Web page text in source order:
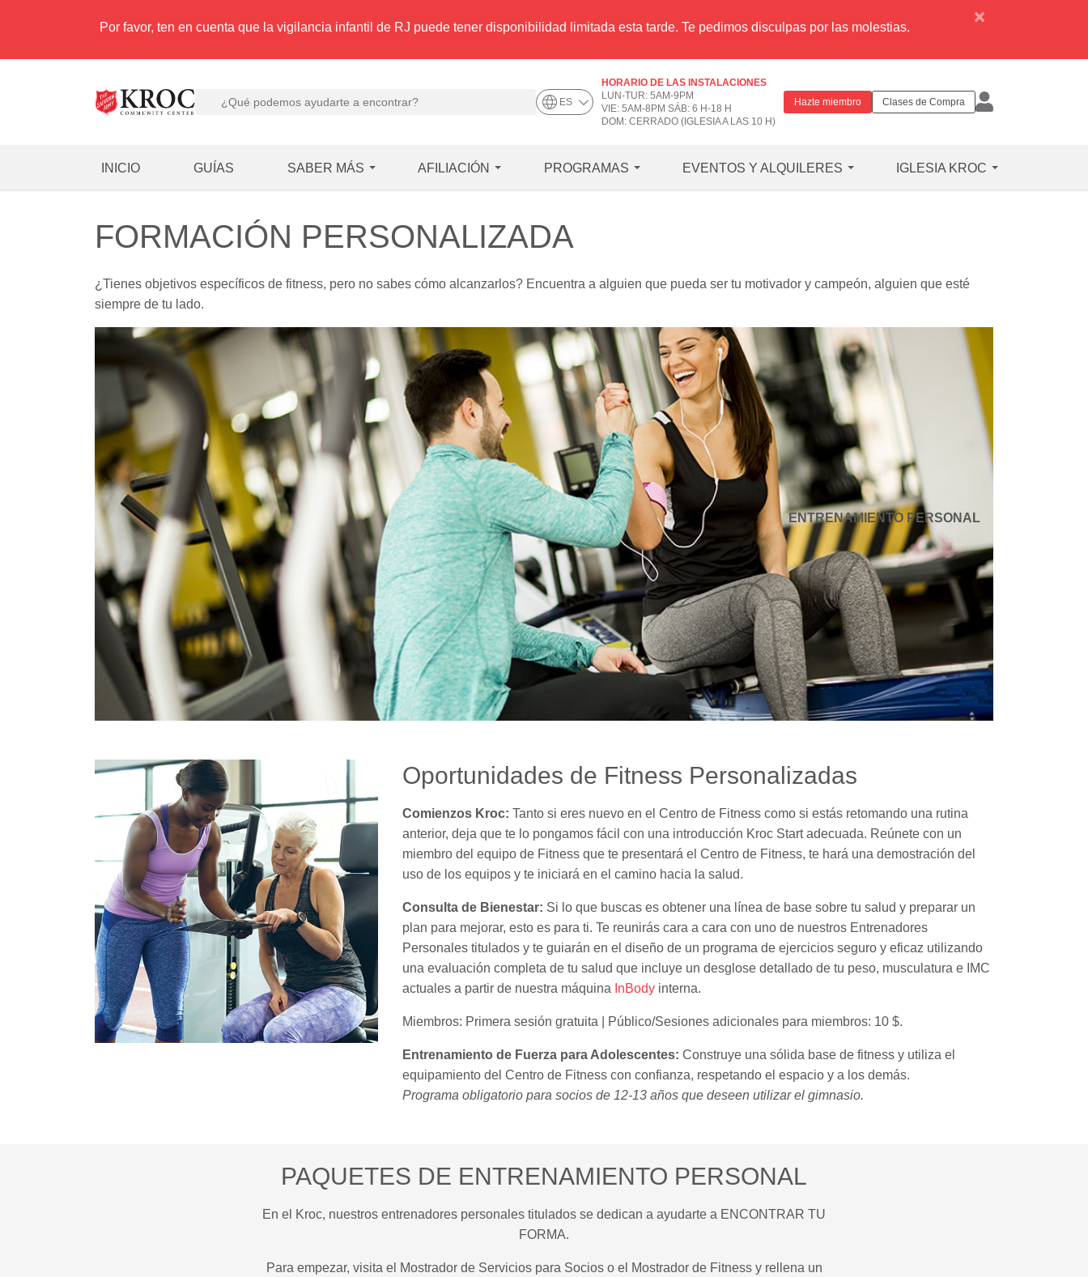
Por favor, ten en cuenta que la vigilancia infantil de RJ puede tener disponibilidad limitada esta tarde. Te pedimos disculpas por las molestias. ×
ES
HORARIO DE LAS INSTALACIONES
LUN-TUR: 5AM-9PM
VIE: 5AM-8PM SÁB: 6 H-18 H
DOM: CERRADO (IGLESIA A LAS 10 H)
Hazte miembro Clases de Compra
INICIO GUÍAS SABER MÁS AFILIACIÓN PROGRAMAS EVENTOS Y ALQUILERES IGLESIA KROC
FORMACIÓN PERSONALIZADA
¿Tienes objetivos específicos de fitness, pero no sabes cómo alcanzarlos? Encuentra a alguien que pueda ser tu motivador y campeón, alguien que esté
siempre de tu lado.
ENTRENAMIENTO PERSONAL
Oportunidades de Fitness Personalizadas
Comienzos Kroc:Tanto si eres nuevo en el Centro de Fitness como si estás retomando una rutina
anterior, deja que te lo pongamos fácil con una introducción Kroc Start adecuada. Reúnete con un
miembro del equipo de Fitness que te presentará el Centro de Fitness, te hará una demostración del
uso de los equipos y te iniciará en el camino hacia la salud.
Consulta de Bienestar: Si lo que buscas es obtener una línea de base sobre tu salud y preparar un
plan para mejorar, esto es para ti. Te reunirás cara a cara con uno de nuestros Entrenadores
Personales titulados y te guiarán en el diseño de un programa de ejercicios seguro y eficaz utilizando
una evaluación completa de tu salud que incluye un desglose detallado de tu peso, musculatura e IMC
actuales a partir de nuestra máquina InBody interna.
Miembros: Primera sesión gratuita | Público/Sesiones adicionales para miembros: 10 $.
Entrenamiento de Fuerza para Adolescentes:Construye una sólida base de fitness y utiliza el
equipamiento del Centro de Fitness con confianza, respetando el espacio y a los demás.
Programa obligatorio para socios de 12-13 años que deseen utilizar el gimnasio.
PAQUETES DE ENTRENAMIENTO PERSONAL
En el Kroc, nuestros entrenadores personales titulados se dedican a ayudarte a ENCONTRAR TU
FORMA.
Para empezar, visita el Mostrador de Servicios para Socios o el Mostrador de Fitness y rellena un